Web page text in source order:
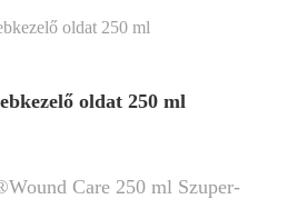
oldat 250 ml
Care 250 ml Szuper-